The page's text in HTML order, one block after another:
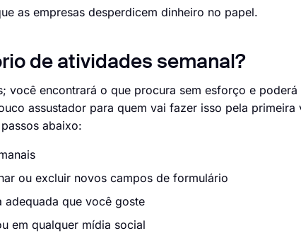
as empresas desperdicem dinheiro no papel.
de atividades semanal?
encontrará o que procura sem esforço e poderá
assustador para quem vai fazer isso pela primeira
abaixo:
ou excluir novos campos de formulário
adequada que você goste
em qualquer mídia social